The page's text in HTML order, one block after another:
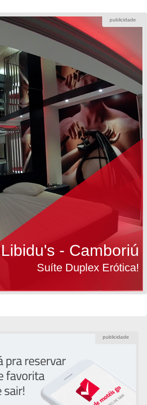
publicidade
Libidu's - Camboriú
Suíte Duplex Erótica!
publicidade